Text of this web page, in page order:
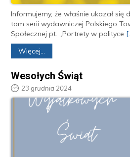
Informujemy, że właśnie ukazał
tom serii wydawniczej Polskiego
Społecznej pt. „Portrety w polityce
Więcej...
Wesołych Świąt
23 grudnia 2024